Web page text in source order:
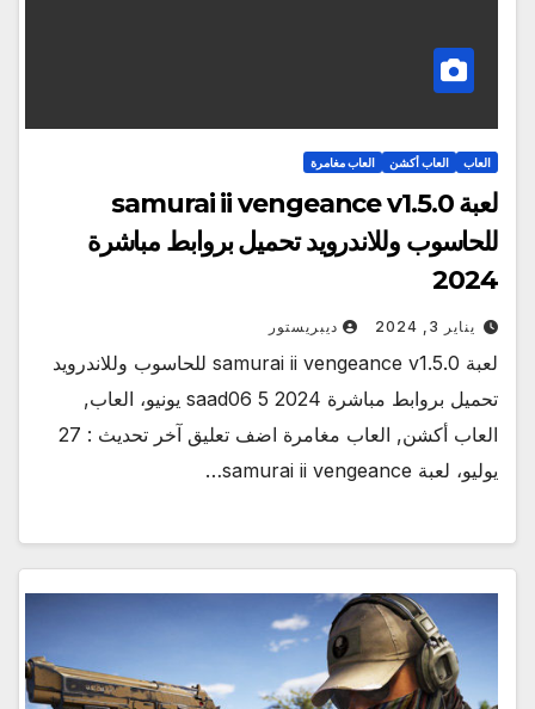
العاب العاب أكشن العاب مغامرة
لعبة samurai ii vengeance v1.5.0
للحاسوب وللاندرويد تحميل بروابط مباشرة
2024
يناير 3, 2024 ديبريستور
لعبة samurai ii vengeance v1.5.0 للحاسوب وللاندرويد
تحميل بروابط مباشرة 2024 saad06 5 يونيو، العاب,
العاب أكشن, العاب مغامرة اضف تعليق آخر تحديث : 27
يوليو، لعبة samurai ii vengeance…